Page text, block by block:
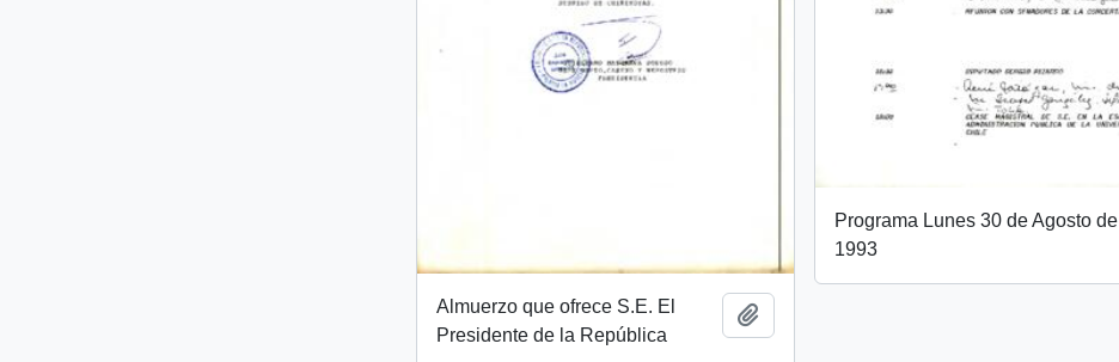
Almuerzo que ofrece S.E. El
Presidente de la República
Programa Lunes 30 de Agosto de
1993